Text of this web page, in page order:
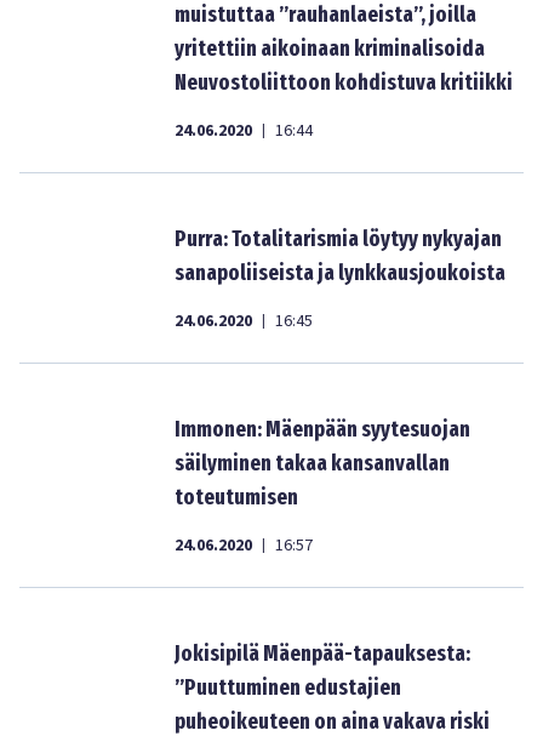
muistuttaa ”rauhanlaeista”, joilla
yritettiin aikoinaan kriminalisoida
Neuvostoliittoon kohdistuva kritiikki
24.06.2020 | 16:44
Purra: Totalitarismia löytyy nykyajan
sanapoliiseista ja lynkkausjoukoista
24.06.2020 | 16:45
Immonen: Mäenpään syytesuojan
säilyminen takaa kansanvallan
toteutumisen
24.06.2020 | 16:57
Jokisipilä Mäenpää-tapauksesta:
”Puuttuminen edustajien
puheoikeuteen on aina vakava riski